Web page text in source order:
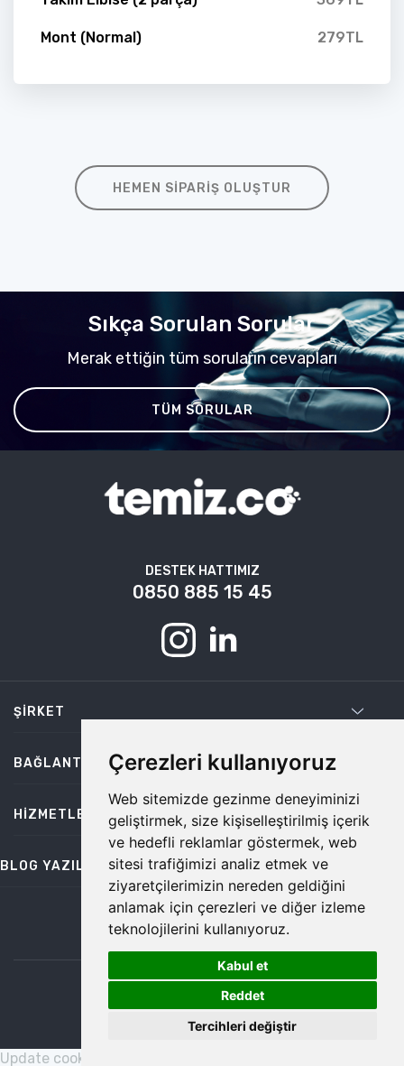
Çerezleri kullanıyoruz
Web sitemizde gezinme deneyiminizi
geliştirmek, size kişiselleştirilmiş içerik
ve hedefli reklamlar göstermek, web
sitesi trafiğimizi analiz etmek ve
ziyaretçilerimizin nereden geldiğini
anlamak için çerezleri ve diğer izleme
teknolojilerini kullanıyoruz.
Kabul et
Reddet
Tercihleri değiştir
Mont (Normal) 279TL
HEMEN SIPARIŞ OLUŞTUR
Sıkça Sorulan Sorular
Merak ettiğin tüm soruların cevapları
TÜM SORULAR
DESTEK HATTIMIZ
0850 885 15 45
ŞIRKET
BAĞLANTILAR
HIZMETLER
BLOG YAZILARI
bilgi@temiz.co
©2026 Temiz, Her Hakkı Saklıdır.
Update cookies preferences